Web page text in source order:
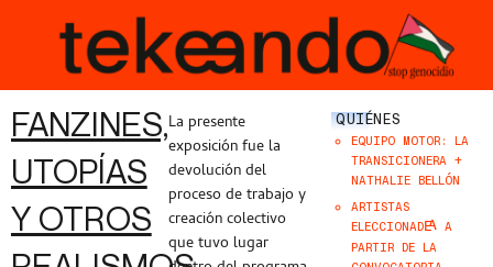
FANZINES,
UTOPÍAS
Y OTROS
La presente
exposición fue la
devolución del
proceso de trabajo y
creación colectivo
que tuvo lugar
QUIÉNES
EQUIPO MOTOR: LA
TRANSICIONERA +
NATHALIE BELLÓN
ARTISTAS
ELECCIONADE..AA
PARTIR DE LA